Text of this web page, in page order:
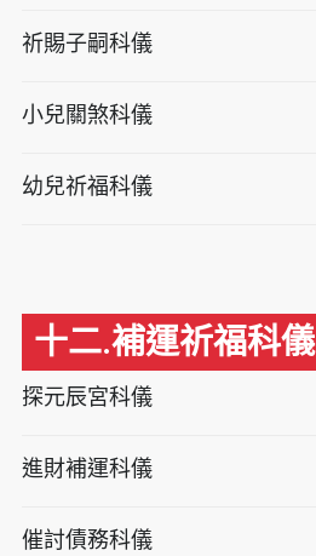
祈賜子嗣科儀
小兒關煞科儀
幼兒祈福科儀
十二.補運祈福科儀
探元辰宮科儀
進財補運科儀
催討債務科儀